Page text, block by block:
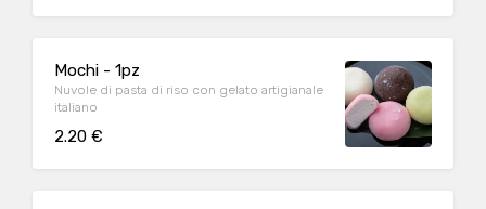
Mochi - 1pz
Nuvole di pasta di riso con gelato artigianale
italiano
2.20 €